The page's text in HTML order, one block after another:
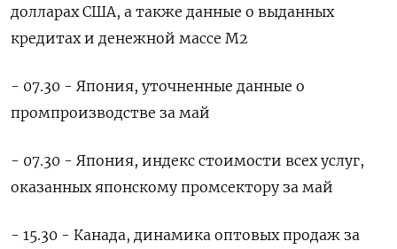
долларах США, а также данные о выданных
кредитах и денежной массе М2
- 07.30 - Япония, уточненные данные о
промпроизводстве за май
- 07.30 - Япония, индекс стоимости всех услуг,
оказанных японскому промсектору за май
- 15.30 - Канада, динамика оптовых продаж за